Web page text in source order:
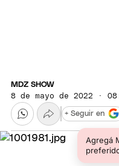
MDZ SHOW
8 de mayo de 2022 ·
Agregá
+ Seguir en